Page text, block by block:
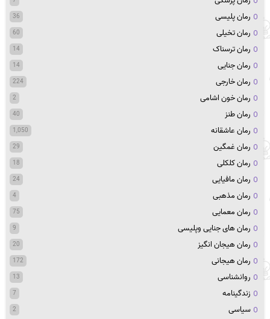
رمان پلیسی 36
رمان تخیلی 60
رمان ترسناک 14
رمان جنایی 14
رمان خارجی 224
رمان خون اشامی 2
رمان طنز 40
رمان عاشقانه 1,050
رمان غمگین 29
رمان کلکلی 18
رمان مافیایی 24
رمان مذهبی 4
رمان معمایی 75
رمان های جنایی وپلیسی 9
رمان هیجان انگیز 20
رمان هیجانی 172
روانشناسی 13
زندگینامه 7
سیاسی 2